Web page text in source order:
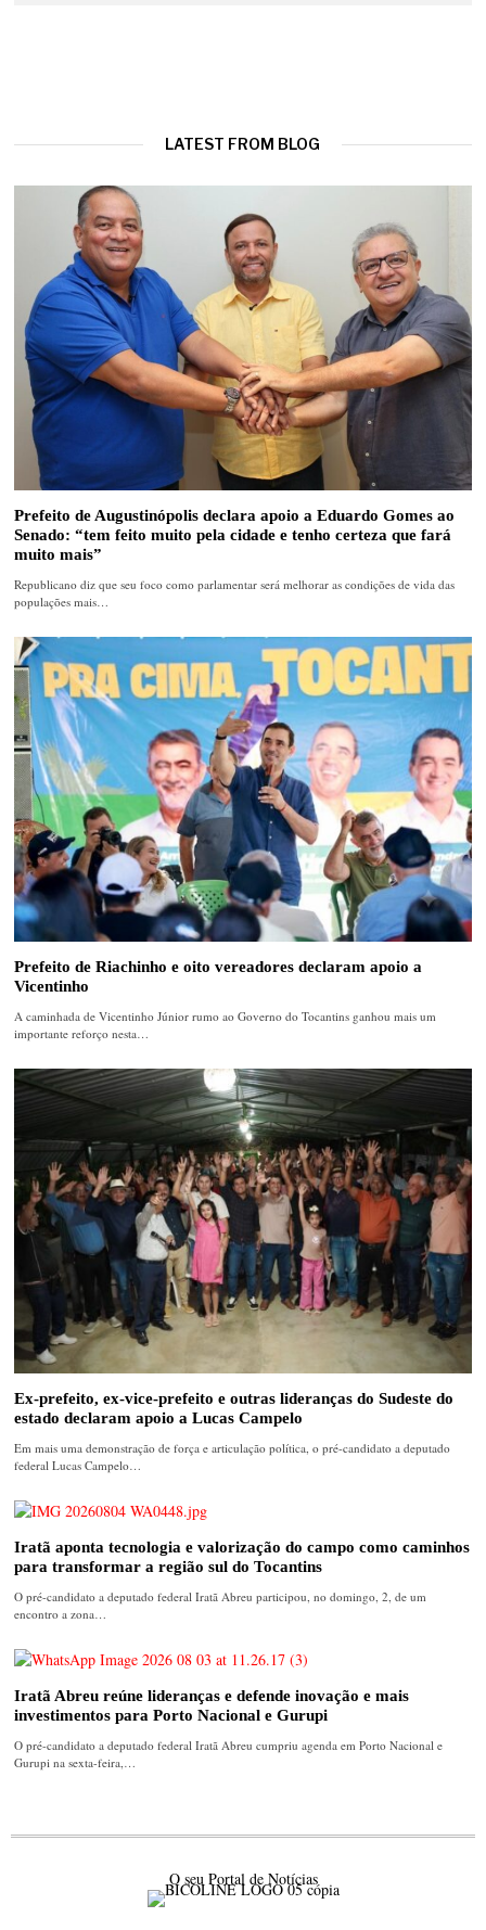
LATEST FROM BLOG
Prefeito de Augustinópolis declara apoio a Eduardo Gomes ao
Senado: “tem feito muito pela cidade e tenho certeza que fará
muito mais”
Republicano diz que seu foco como parlamentar será melhorar as condições de vida das
populações mais…
Prefeito de Riachinho e oito vereadores declaram apoio a
Vicentinho
A caminhada de Vicentinho Júnior rumo ao Governo do Tocantins ganhou mais um
importante reforço nesta…
Ex-prefeito, ex-vice-prefeito e outras lideranças do Sudeste do
estado declaram apoio a Lucas Campelo
Em mais uma demonstração de força e articulação política, o pré-candidato a deputado
federal Lucas Campelo…
Iratã aponta tecnologia e valorização do campo como caminhos
para transformar a região sul do Tocantins
O pré-candidato a deputado federal Iratã Abreu participou, no domingo, 2, de um
encontro a zona…
Iratã Abreu reúne lideranças e defende inovação e mais
investimentos para Porto Nacional e Gurupi
O pré-candidato a deputado federal Iratã Abreu cumpriu agenda em Porto Nacional e
Gurupi na sexta-feira,…
O seu Portal de Notícias